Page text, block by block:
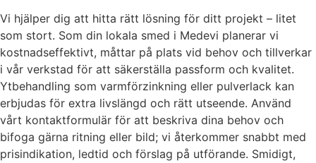
Vi hjälper dig att hitta rätt lösning för ditt projekt – litet
som stort. Som din lokala smed i Medevi planerar vi
kostnadseffektivt, måttar på plats vid behov och tillverkar
i vår verkstad för att säkerställa passform och kvalitet.
Ytbehandling som varmförzinkning eller pulverlack kan
erbjudas för extra livslängd och rätt utseende. Använd
vårt kontaktformulär för att beskriva dina behov och
bifoga gärna ritning eller bild; vi återkommer snabbt med
prisindikation, ledtid och förslag på utförande. Smidigt,